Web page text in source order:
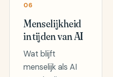
06
Menselijkheid
in tijden van AI
Wat blijft
menselijk als AI